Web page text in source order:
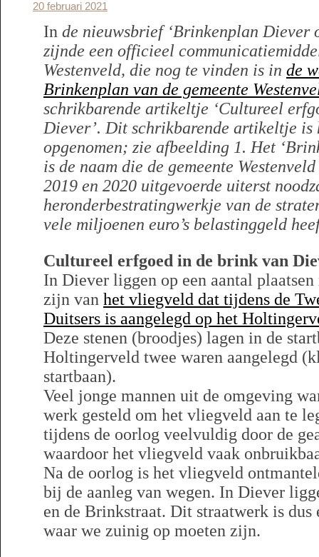
20 februari 2021
In de nieuwsbrief ‘Brinkenplan Diever
zijnde een officieel
Westenveld, die nog te vinden is in de
Brinkenplan van de gemeente
schrikbarende artikeltje ‘Cultureel
Diever’. Dit schrikbarende artikeltje is
opgenomen; zie afbeelding 1. Het
is de naam die de gemeente
2019 en 2020 uitgevoerde uiterst
heronderbestratingwerkje van de
vele miljoenen euro’s belastinggeld
Cultureel erfgoed in de brink van
In Diever liggen op een aantal
zijn van het vliegveld dat tijdens de
Duitsers is aangelegd op het
Deze stenen (broodjes) lagen in de
Holtingerveld twee waren aangelegd
startbaan).
Veel jonge mannen uit de omgeving
werk gesteld om het vliegveld aan te
tijdens de oorlog veelvuldig door de
waardoor het vliegveld vaak
Na de oorlog is het vliegveld
bij de aanleg van wegen. In Diever
en de Brinkstraat. Dit straatwerk is
waar we zuinig op moeten zijn.